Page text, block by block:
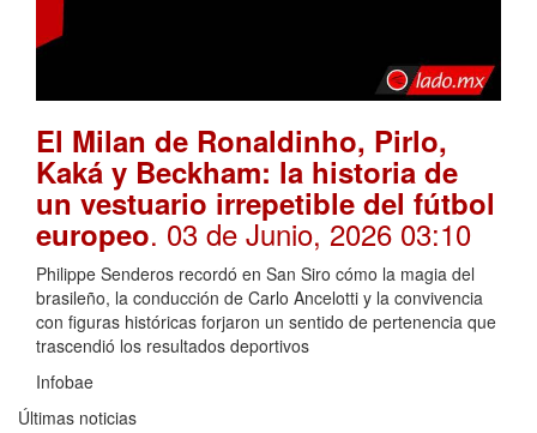
El Milan de Ronaldinho, Pirlo,
Kaká y Beckham: la historia de
un vestuario irrepetible del fútbol
europeo. 03 de Junio, 2026 03:10
Philippe Senderos recordó en San Siro cómo la magia del
brasileño, la conducción de Carlo Ancelotti y la convivencia
con figuras históricas forjaron un sentido de pertenencia que
trascendió los resultados deportivos
Infobae
Últimas noticias